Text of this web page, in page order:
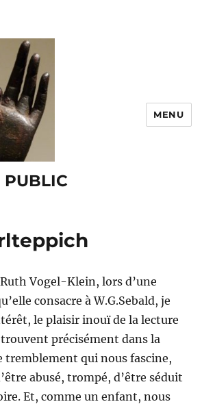
PUBLIC
MENU
Vogel-Klein, lors d’une
consacre à W.G.Sebald, je
le plaisir inouï de la lecture
trouvent précisément dans la
tremblement qui nous fascine,
abusé, trompé, d’être séduit
Et, comme un enfant, nous